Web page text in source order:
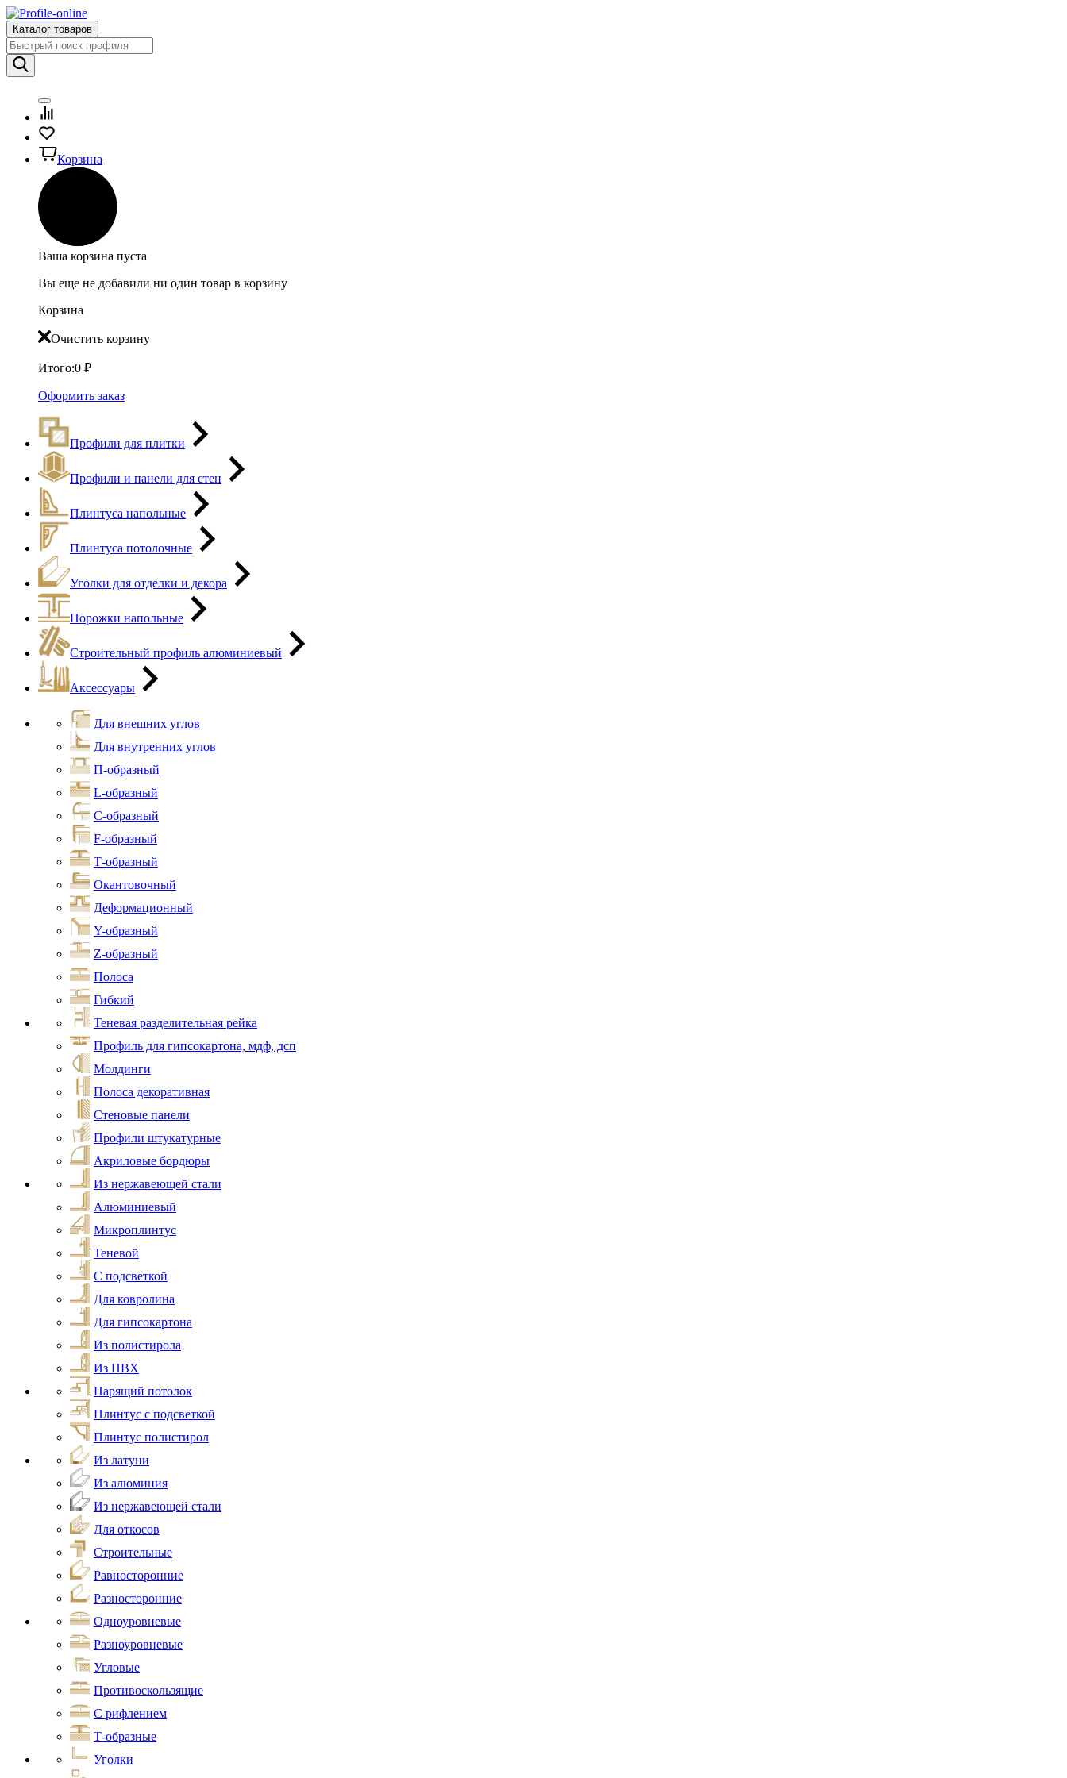
Каталог товаров
Корзина
Ваша корзина пуста
Вы еще не добавили ни один товар в корзину
Корзина
Очистить корзину
Итого:0 ₽
Оформить заказ
Профили для плитки
Профили и панели для стен
Плинтуса напольные
Плинтуса потолочные
Уголки для отделки и декора
Порожки напольные
Строительный профиль алюминиевый
Аксессуары
Для внешних углов
Для внутренних углов
П-образный
L-образный
С-образный
F-образный
Т-образный
Окантовочный
Деформационный
Y-образный
Z-образный
Полоса
Гибкий
Теневая разделительная рейка
Профиль для гипсокартона, мдф, дсп
Молдинги
Полоса декоративная
Стеновые панели
Профили штукатурные
Акриловые бордюры
Из нержавеющей стали
Алюминиевый
Микроплинтус
Теневой
С подсветкой
Для ковролина
Для гипсокартона
Из полистирола
Из ПВХ
Парящий потолок
Плинтус с подсветкой
Плинтус полистирол
Из латуни
Из алюминия
Из нержавеющей стали
Для откосов
Строительные
Равносторонние
Разносторонние
Одноуровневые
Разноуровневые
Угловые
Противоскользящие
С рифлением
Т-образные
Уголки